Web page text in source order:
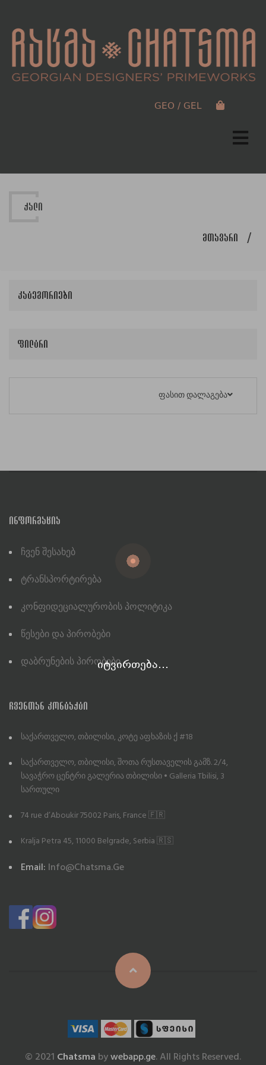
GEO / GEL
ქალი
მთავარი /
კატეგორიები
ფილტრი
ფასით დალაგება
იტვირთება...
ᲘᲜᲤᲝᲠᲛᲐᲪᲘᲐ
Ჩვენ Შესახებ
Ტრანსპორტირება
Კონფიდეციალურობის Პოლიტიკა
Წესები Და Პირობები
Დაბრუნების Პირობები
ᲩᲕᲔᲜᲗᲐᲜ ᲙᲝᲜᲢᲐᲥᲢᲘ
საქართველო, თბილისი, კოტე აფხაზის ქ #18
საქართველო, თბილისი, შოთა რუსთაველის გამზ. 2/4,
სავაჭრო ცენტრი გალერია თბილისი • Galleria Tbilisi, 3
სართული
74 rue d’Aboukir 75002 Paris, France 🇫🇷
Kralja Petra 45, 11000 Belgrade, Serbia 🇷🇸
Email: Info@chatsma.ge
© 2021 Chatsma bywebapp.ge. All Rights Reserved.